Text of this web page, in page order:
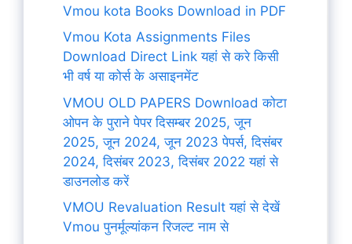
Vmou kota Books Download in PDF
Vmou Kota Assignments Files
Download Direct Link यहां से करे किसी
भी वर्ष या कोर्स के असाइनमेंट
VMOU OLD PAPERS Download कोटा
ओपन के पुराने पेपर दिसम्बर 2025, जून
2025, जून 2024, जून 2023 पेपर्स, दिसंबर
2024, दिसंबर 2023, दिसंबर 2022 यहां से
डाउनलोड करें
VMOU Revaluation Result यहां से देखें
Vmou पुनर्मूल्यांकन रिजल्ट नाम से